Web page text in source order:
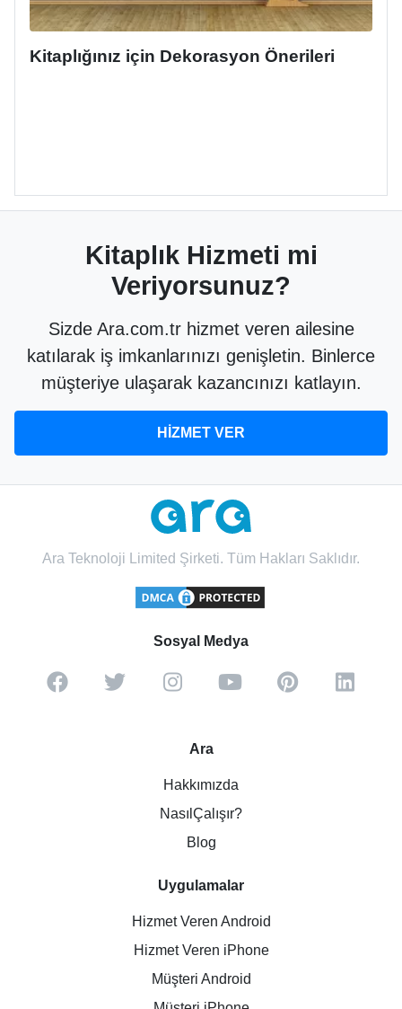
Kitaplığınız için Dekorasyon Önerileri
Kitaplık Hizmeti mi
Veriyorsunuz?
Sizde Ara.com.tr hizmet veren ailesine
katılarak iş imkanlarınızı genişletin. Binlerce
müşteriye ulaşarak kazancınızı katlayın.
HİZMET VER
Ara Teknoloji Limited Şirketi. Tüm Hakları Saklıdır.
Sosyal Medya
Ara
Hakkımızda
NasılÇalışır?
Blog
Uygulamalar
Hizmet Veren Android
Hizmet Veren iPhone
Müşteri Android